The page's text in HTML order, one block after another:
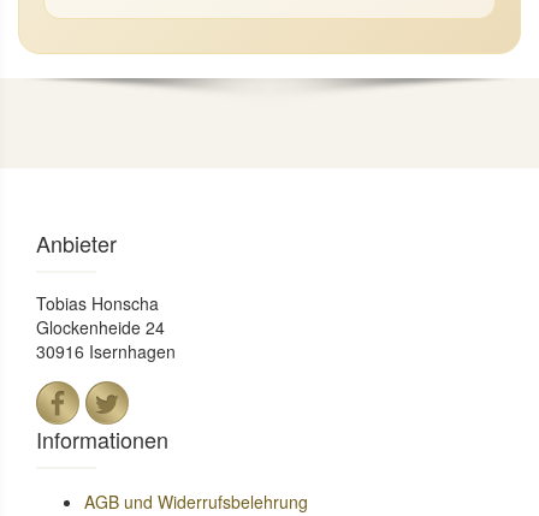
Anbieter
Tobias Honscha
Glockenheide 24
30916 Isernhagen
Informationen
AGB und Widerrufsbelehrung